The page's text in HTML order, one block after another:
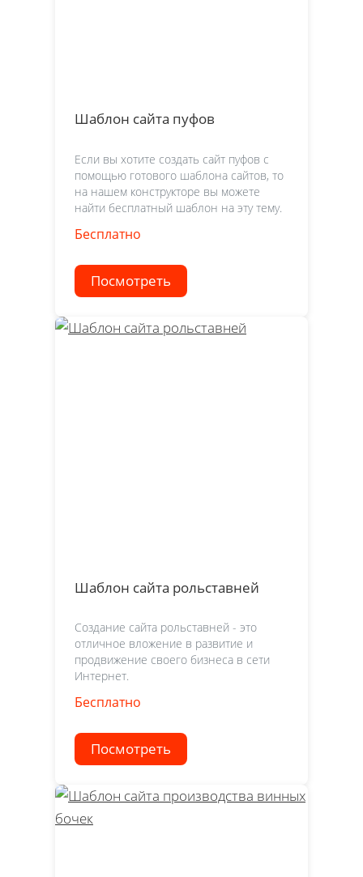
Шаблон сайта пуфов
Если вы хотите создать сайт пуфов с
помощью готового шаблона сайтов, то
на нашем конструкторе вы можете
найти бесплатный шаблон на эту тему.
Бесплатно
Посмотреть
Шаблон сайта рольставней
Создание сайта рольставней - это
отличное вложение в развитие и
продвижение своего бизнеса в сети
Интернет.
Бесплатно
Посмотреть